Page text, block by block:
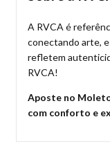
A RVCA é
conectando arte,
refletem
RVCA!
Aposte no
com conforto e